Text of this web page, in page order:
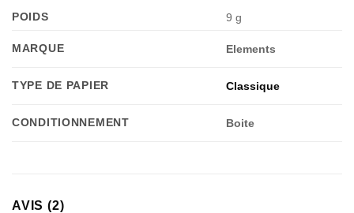
POIDS 9 g
MARQUE Elements
TYPE DE PAPIER Classique
CONDITIONNEMENT Boite
AVIS (2)